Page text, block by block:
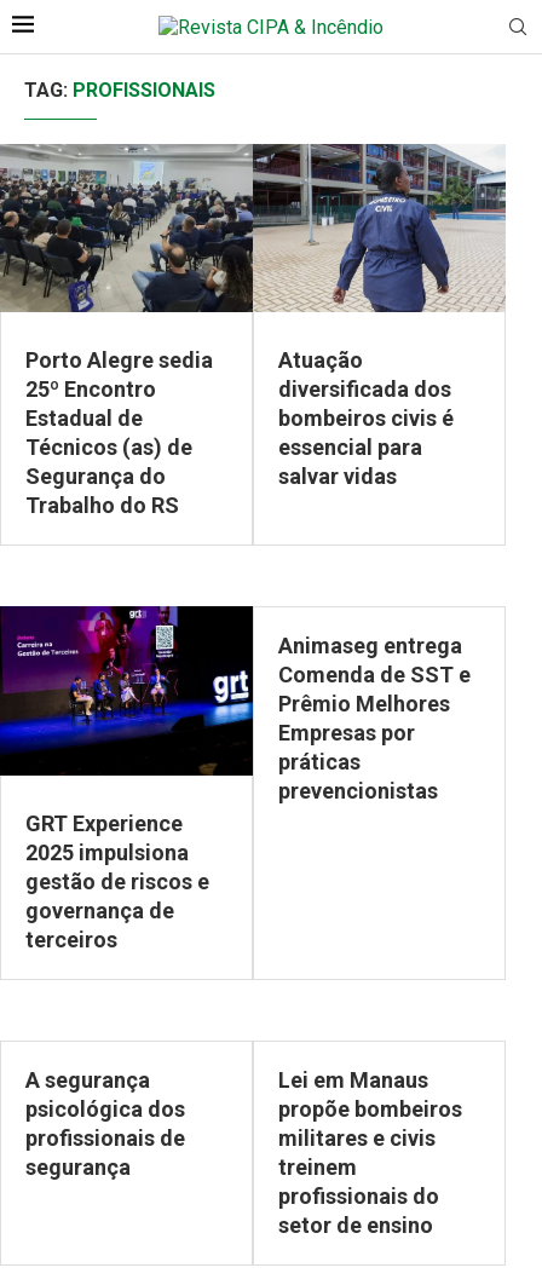
TAG: PROFISSIONAIS
Porto Alegre sedia
25º Encontro
Estadual de
Técnicos (as) de
Segurança do
Trabalho do RS
Atuação
diversificada dos
bombeiros civis é
essencial para
salvar vidas
GRT Experience
2025 impulsiona
gestão de riscos e
governança de
terceiros
Animaseg entrega
Comenda de SST e
Prêmio Melhores
Empresas por
práticas
prevencionistas
A segurança
psicológica dos
profissionais de
segurança
Lei em Manaus
propõe bombeiros
militares e civis
treinem
profissionais do
setor de ensino